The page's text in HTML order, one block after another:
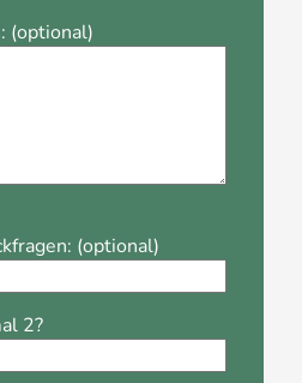
(optional)
(optional)
2?